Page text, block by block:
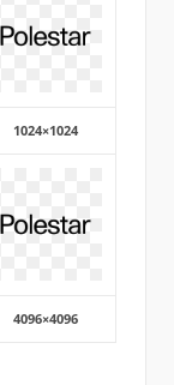
1024×1024
4096×4096